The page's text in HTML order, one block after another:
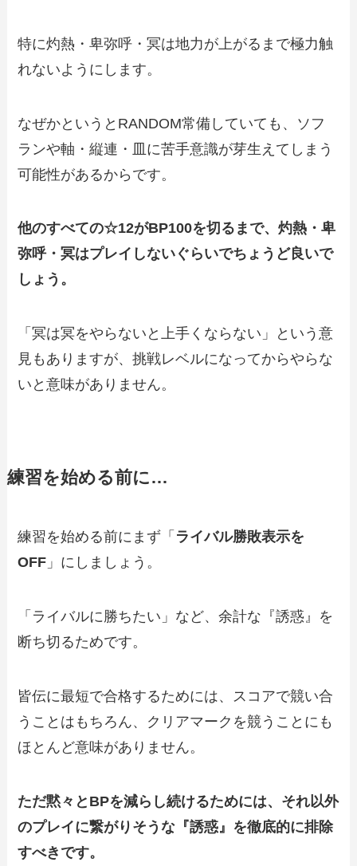
特に灼熱・卑弥呼・冥は地力が上がるまで極力触
れないようにします。
なぜかというとRANDOM常備していても、ソフ
ランや軸・縦連・皿に苦手意識が芽生えてしまう
可能性があるからです。
他のすべての☆12がBP100を切るまで、灼熱・卑
弥呼・冥はプレイしないぐらいでちょうど良いで
しょう。
「冥は冥をやらないと上手くならない」という意
見もありますが、挑戦レベルになってからやらな
いと意味がありません。
練習を始める前に…
練習を始める前にまず「 ライバル勝敗表示を
OFF 」にしましょう。
「ライバルに勝ちたい」など、余計な『誘惑』を
断ち切るためです。
皆伝に最短で合格するためには、スコアで競い合
うことはもちろん、クリアマークを競うことにも
ほとんど意味がありません。
ただ黙々とBPを減らし続けるためには、それ以外
のプレイに繋がりそうな『誘惑』を徹底的に排除
すべきです。